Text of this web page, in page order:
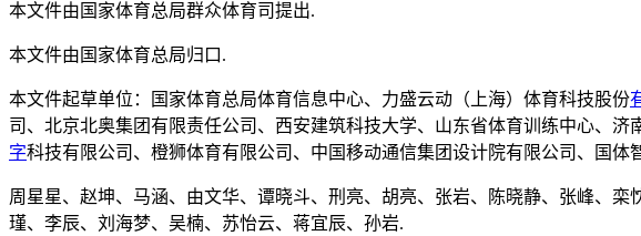
本文件由国家体育总局群众体育司提出.
本文件由国家体育总局归口.
本文件起草单位：国家体育总局体育信息中心、力盛云动（上海）体育科技股份
司、北京北奥集团有限责任公司、西安建筑科技大学、山东省体育训练中心、
字科技有限公司、橙狮体育有限公司、中国移动通信集团设计院有限公司、国
周星星、赵坤、马涵、由文华、谭晓斗、刑亮、胡亮、张岩、陈晓静、张峰、
瑾、李辰、刘海梦、吴楠、苏怡云、蒋宜辰、孙岩.